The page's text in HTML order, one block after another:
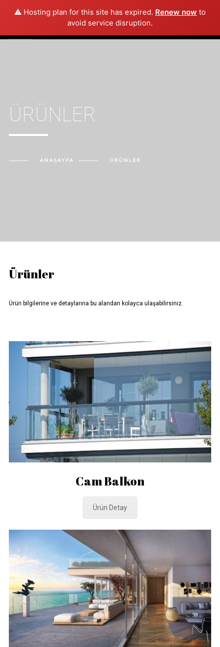
⚠️ Hosting plan for this site has expired. Renew now to
avoid service disruption.
ÜRÜNLER
ANASAYFA ÜRÜNLER
Ürünler
Ürün bilgilerine ve detaylarına bu alandan kolayca ulaşabilirsiniz.
Cam Balkon
Ürün Detay